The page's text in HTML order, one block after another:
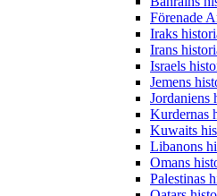
Förenade
Iraks
Irans
Israels
Jemens
Jordaniens
Kurdernas
Kuwaits
Libanons
Omans
Palestinas